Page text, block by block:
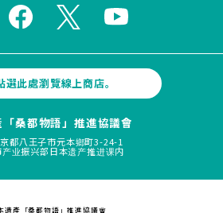
選此處瀏覽線上商店。
「桑都物語」推進協議會
都八王子市元本鄉町3-24-1
业振兴部日本遗产推进课内
遺產「桑都物語」推進協議會